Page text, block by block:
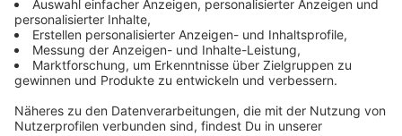
Die Stadt beteiligt sich morgen wieder an der
weltweiten Klimaschutzaktion "Earth Hour". Um 20:30
schalten viele Münsteraner*innen für eine Stunde das
Licht aus und setzen damit ein Zeichen für den
Klimaschutz. Auch viele öffentliche Gebäude in der
Stadt werden abgedunkelt. Zum Beispiel die